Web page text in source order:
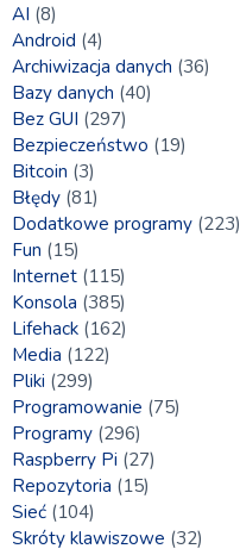
AI (8)
Android (4)
Archiwizacja danych (36)
Bazy danych (40)
Bez GUI (297)
Bezpieczeństwo (19)
Bitcoin (3)
Błędy (81)
Dodatkowe programy (223)
Fun (15)
Internet (115)
Konsola (385)
Lifehack (162)
Media (122)
Pliki (299)
Programowanie (75)
Programy (296)
Raspberry Pi (27)
Repozytoria (15)
Sieć (104)
Skróty klawiszowe (32)